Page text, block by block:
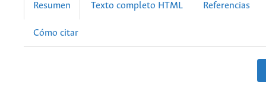
Resumen Texto completo HTML Referencias
Cómo citar